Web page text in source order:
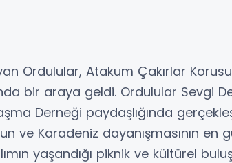
Ordulular, Atakum Çakırlar
bir araya geldi. Ordulular Sevgi
Derneği paydaşlığında
ve Karadeniz dayanışmasının en
yaşandığı piknik ve kültürel